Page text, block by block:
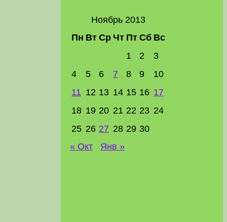
Ноябрь 2013
Пн Вт Ср Чт Пт Сб Вс
1
2
3
4
5 6 7 8 9
10
11 12 13 14 15 16 17
18 19 20 21 22 23 24
25 26 27 28 29 30
« Окт
Янв »